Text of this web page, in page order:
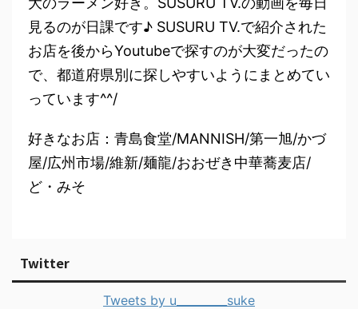
見るのが日課です♪ SUSURU TV.で紹介された
お店を後からYoutubeで探すのが大変だったの
で、都道府県別に探しやすいようにまとめてい
っています^^/
好きなお店：青島食堂/MANNISH/第一旭/かづ
屋/広州市場/維新/麺龍/おおぜき中華蕎麦店/
ど・みそ
Twitter
Tweets by u_________suke